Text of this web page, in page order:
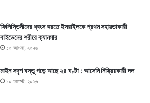
ফিলিস্তিনীদের ধ্বংস করতে ইসরাইলকে প্রথম সহায়তাকারী
বাইডেনের শরীরে ক্যানসার
১০ আগস্ট, ২০২৬
মাইন সদৃশ বস্তু পড়ে আছে ২৪ ঘণ্টা : আসেনি নিষ্ক্রিয়কারী দল
১০ আগস্ট, ২০২৬